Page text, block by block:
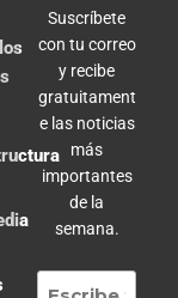
Suscríbete
con tu correo
y recibe
gratuitament
e las noticias
más
importantes
de la
semana.